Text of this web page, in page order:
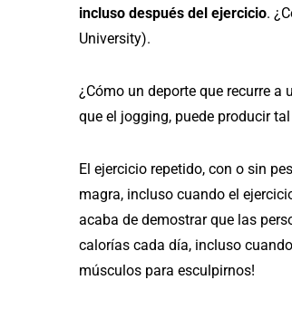
incluso después del ejercicio.
University).
¿Cómo un deporte que recurre
que el jogging, puede producir
El ejercicio repetido, con o sin
magra, incluso cuando el
acaba de demostrar que las
calorías cada día, incluso
músculos para esculpirnos!